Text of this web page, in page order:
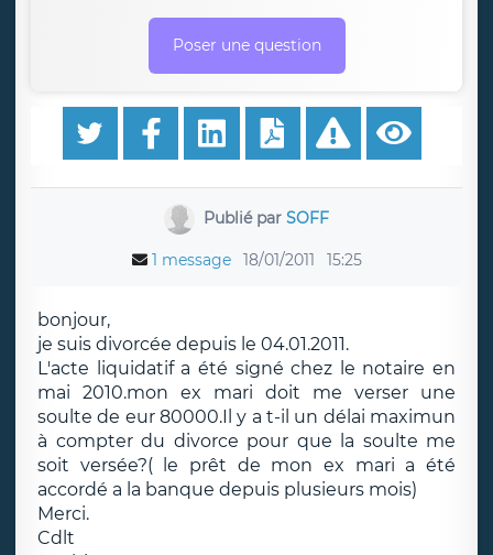
Poser une question
Publié par SOFF
1 message 18/01/2011 15:25
bonjour,
je suis divorcée depuis le 04.01.2011.
L'acte liquidatif a été signé chez le notaire en
mai 2010.mon ex mari doit me verser une
soulte de eur 80000.Il y a t-il un délai maximun
à compter du divorce pour que la soulte me
soit versée?( le prêt de mon ex mari a été
accordé a la banque depuis plusieurs mois)
Merci.
Cdlt